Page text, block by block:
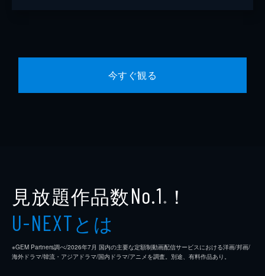
今すぐ観る
見放題作品数No.1 ※ ！
U-NEXTとは
※GEM Partners調べ/2026年7⽉ 国内の主要な定額制動画配信サービスにおける洋画/邦画/
海外ドラマ/韓流・アジアドラマ/国内ドラマ/アニメを調査。別途、有料作品あり。